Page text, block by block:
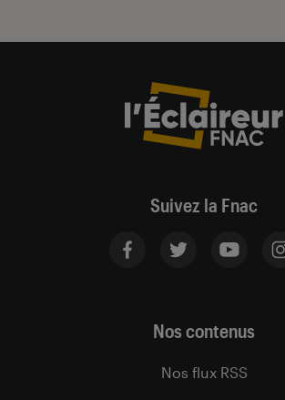
Suivez la Fnac
Nos contenus
Nos flux RSS